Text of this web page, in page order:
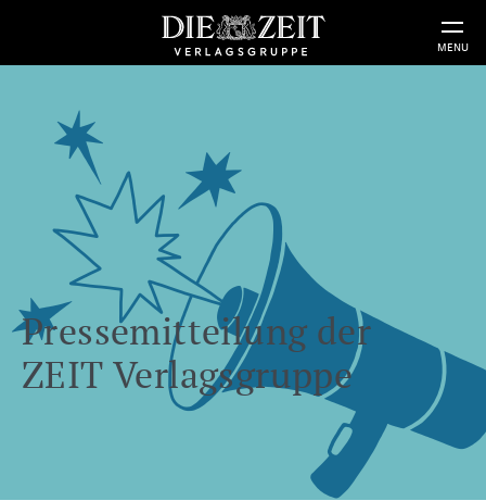
MENU
Pressemitteilung der
ZEIT Verlagsgruppe